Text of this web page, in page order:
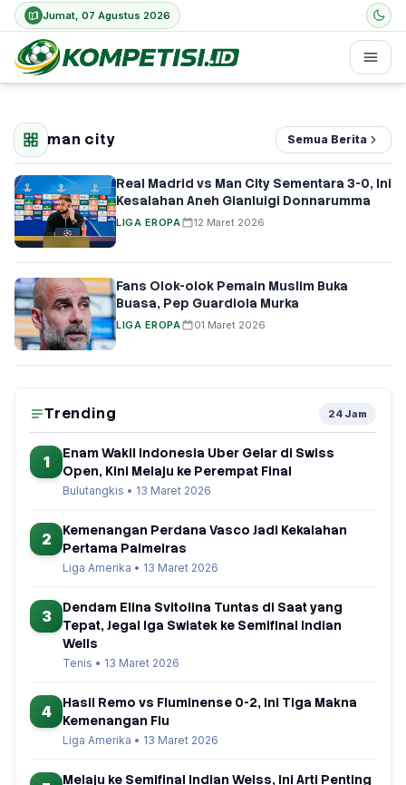
Jumat, 07 Agustus 2026
man city Semua Berita
Real Madrid vs Man City Sementara 3-0, Ini
Kesalahan Aneh Gianluigi Donnarumma
LIGA EROPA 12 Maret 2026
Fans Olok-olok Pemain Muslim Buka
Buasa, Pep Guardiola Murka
LIGA EROPA 01 Maret 2026
Trending 24 Jam
1
Enam Wakil Indonesia Uber Gelar di Swiss
Open, Kini Melaju ke Perempat Final
Bulutangkis • 13 Maret 2026
2
Kemenangan Perdana Vasco Jadi Kekalahan
Pertama Palmeiras
Liga Amerika • 13 Maret 2026
3
Dendam Elina Svitolina Tuntas di Saat yang
Tepat, Jegal Iga Swiatek ke Semifinal Indian
Wells
Tenis • 13 Maret 2026
4
Hasil Remo vs Fluminense 0-2, Ini Tiga Makna
Kemenangan Flu
Liga Amerika • 13 Maret 2026
Melaju ke Semifinal Indian Welss, Ini Arti Penting